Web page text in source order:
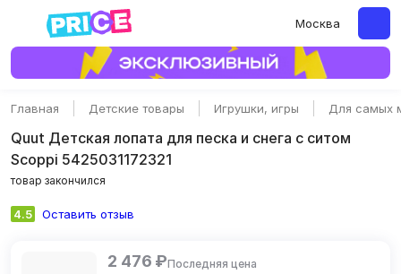
Москва
Главная Детские товары Игрушки, игры Для самых
Quut Детская лопата для песка и снега с ситом
Scoppi 5425031172321
товар закончился
4.5 Оставить отзыв
2 476 ₽Последняя цена